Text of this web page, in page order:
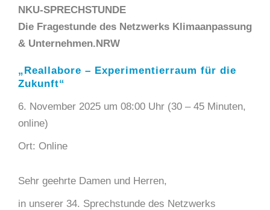
NKU-SPRECHSTUNDE
Die Fragestunde des Netzwerks Klimaanpassung
& Unternehmen.NRW
„Reallabore – Experimentierraum für die
Zukunft“
6. November 2025 um 08:00 Uhr (30 – 45 Minuten,
online)
Ort: Online
Sehr geehrte Damen und Herren,
in unserer 34. Sprechstunde des Netzwerks